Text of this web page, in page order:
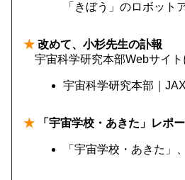
「きぼう」のロボット
★ 改めて、小杉先生の訃報
宇宙科学研究本部Webサイト
宇宙科学研究本部｜
★ 「宇宙学校・あきた」レポ
「宇宙学校・あきた」